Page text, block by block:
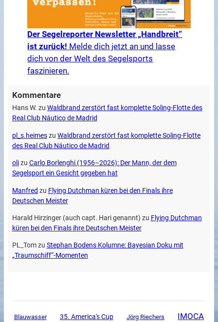
Der Segelreporter Newsletter „Handbreit“
ist zurück! Melde dich jetzt an und lasse
dich von der Welt des Segelsports
faszinieren.
Kommentare
Hans W. zu Waldbrand zerstört fast komplette Soling-Flotte des
Real Club Náutico de Madrid
pl_s.heimeszu Waldbrand zerstört fast komplette Soling-Flotte
des Real Club Náutico de Madrid
olizu Carlo Borlenghi (1956–2026): Der Mann, der dem
Segelsport ein Gesicht gegeben hat
Manfred zu Flying Dutchman küren bei den Finals ihre
Deutschen Meister
Harald Hirzinger (auch capt. Hari genannt) zu Flying Dutchman
küren bei den Finals ihre Deutschen Meister
PL_Tomzu Stephan Bodens Kolumne: Bayesian Doku mit
„Traumschiff“-Momenten
Blauwasser 35. America's Cup Jörg Riechers
IMOCA